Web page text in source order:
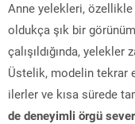
Anne yelekleri,
oldukça şık bir
çalışıldığında,
Üstelik, modelin tekrar
ilerler ve kısa sürede
de deneyimli örgü